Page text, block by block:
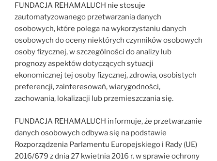
FUNDACJA REHAMALUCH nie stosuje
zautomatyzowanego przetwarzania danych
osobowych, które polega na wykorzystaniu danych
osobowych do oceny niektórych czynników osobowych
osoby fizycznej, w szczególności do analizy lub
prognozy aspektów dotyczących sytuacji
ekonomicznej tej osoby fizycznej, zdrowia, osobistych
preferencji, zainteresowań, wiarygodności,
zachowania, lokalizacji lub przemieszczania się.
FUNDACJA REHAMALUCH informuje, że przetwarzanie
danych osobowych odbywa się na podstawie
Rozporządzenia Parlamentu Europejskiego i Rady (UE)
2016/679 z dnia 27 kwietnia 2016 r. w sprawie ochrony